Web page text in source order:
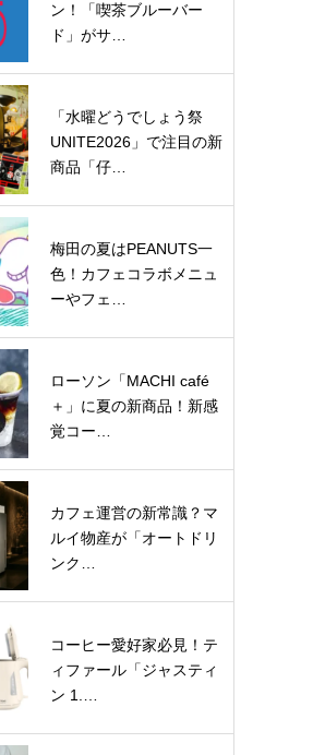
ン！「喫茶ブルーバー
ド」がサ…
「水曜どうでしょう祭
UNITE2026」で注目の新
商品「仔…
梅田の夏はPEANUTS一
色！カフェコラボメニュ
ーやフェ…
ローソン「MACHI café
＋」に夏の新商品！新感
覚コー…
カフェ運営の新常識？マ
ルイ物産が「オートドリ
ンク…
コーヒー愛好家必見！テ
ィファール「ジャスティ
ン 1.…